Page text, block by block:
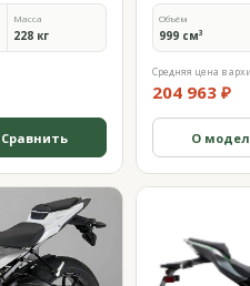
Масса
228 кг
Сравнить
Объём
999 см³
Средняя цена в
204 963 ₽
О